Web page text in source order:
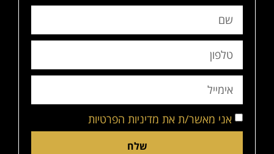
אני מאשר/ת את מדיניות הפרטיות
שלח